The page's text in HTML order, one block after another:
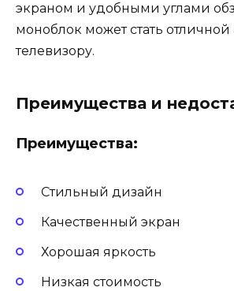
экраном и удобными углами
моноблок может стать отличной
телевизору.
Преимущества и
Преимущества:
Стильный дизайн
Качественный экран
Хорошая яркость
Низкая стоимость